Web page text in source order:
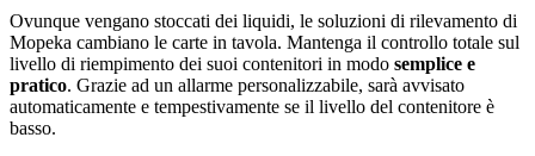
Ovunque vengano stoccati dei liquidi, le soluzioni di rilevamento di
Mopeka cambiano le carte in tavola. Mantenga il controllo totale sul
livello di riempimento dei suoi contenitori in modo semplice e
pratico. Grazie ad un allarme personalizzabile, sarà avvisato
automaticamente e tempestivamente se il livello del contenitore è
basso.